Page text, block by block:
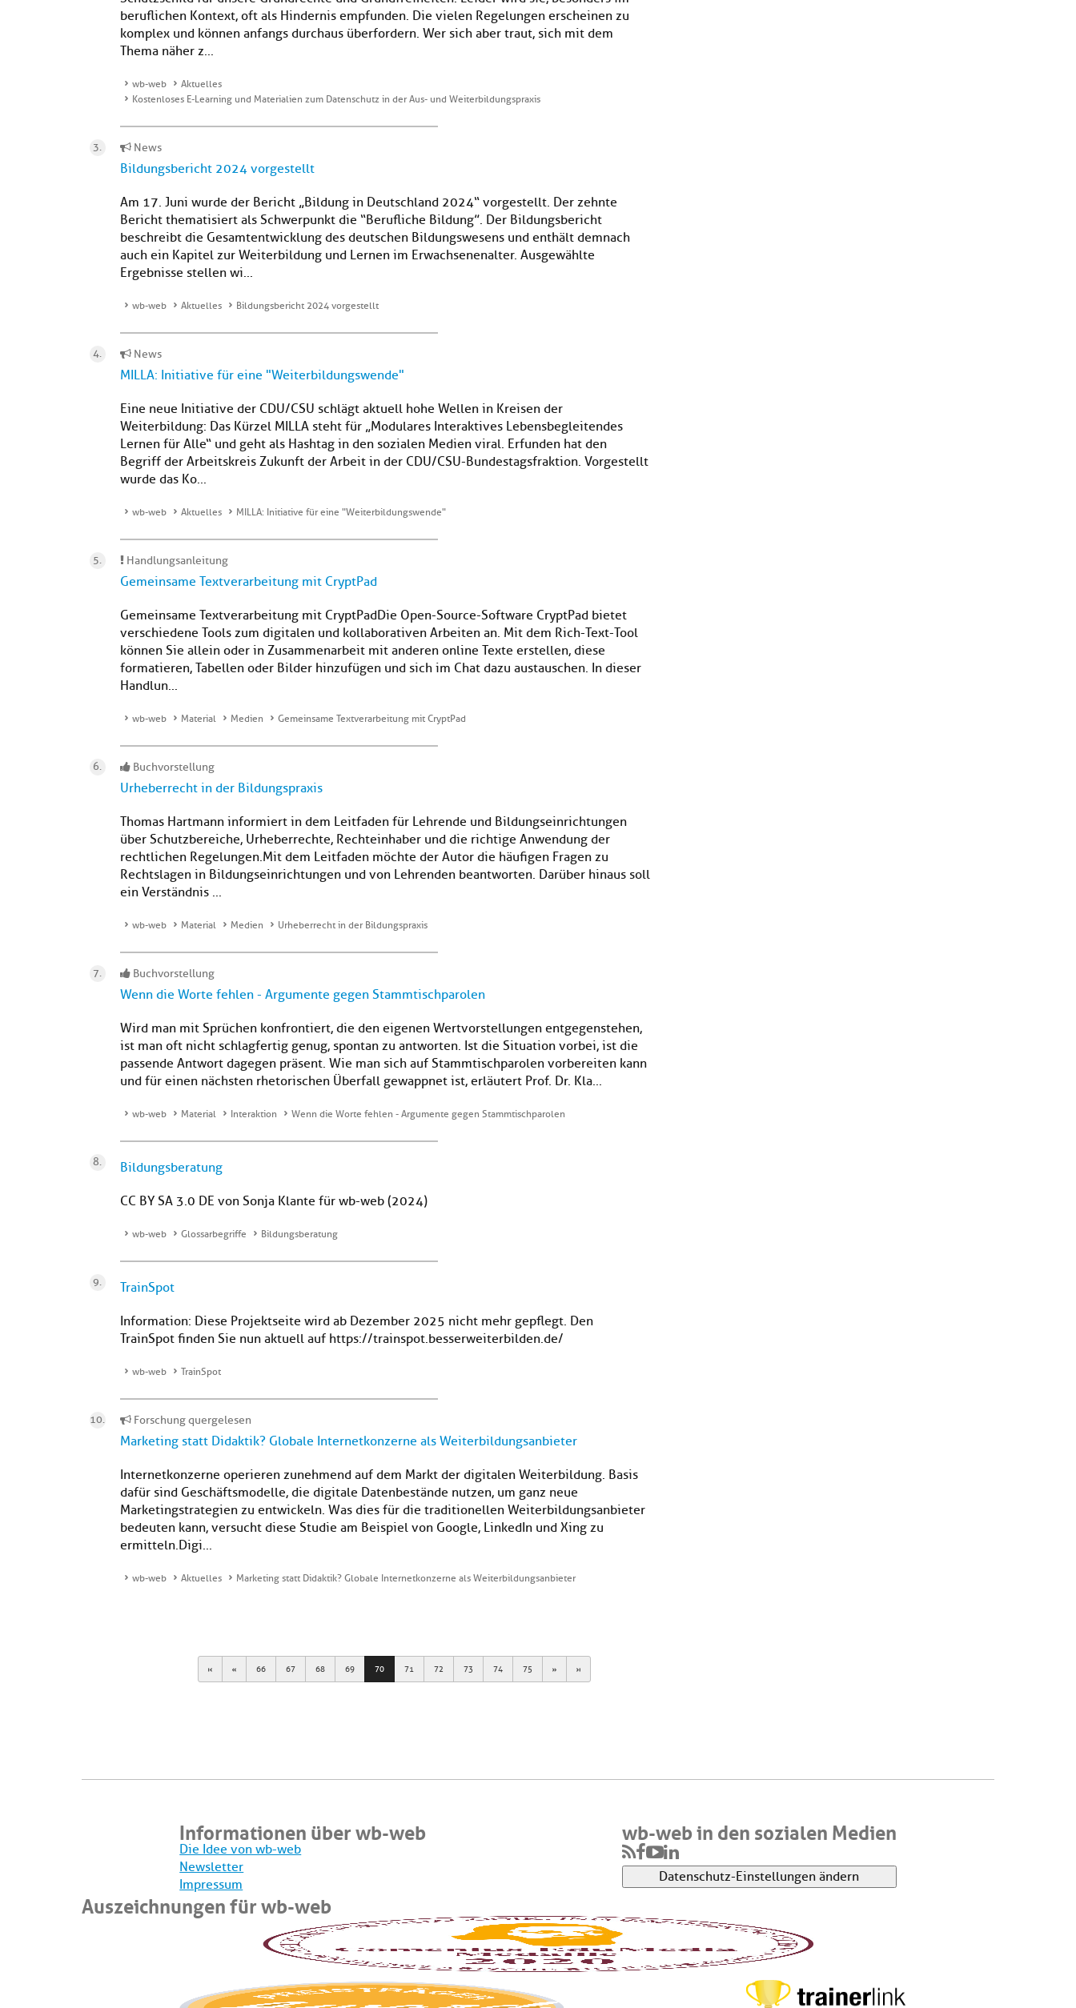
beruflichen Kontext, oft als Hindernis empfunden. Die vielen Regelungen erscheinen zu
komplex und können anfangs durchaus überfordern. Wer sich aber traut, sich mit dem
Thema näher z...
wb-web
Aktuelles
Kostenloses E-Learning und Materialien zum Datenschutz in der Aus- und Weiterbildungspraxis
News
Bildungsbericht 2024 vorgestellt
Am 17. Juni wurde der Bericht „Bildung in Deutschland 2024“ vorgestellt. Der zehnte
Bericht thematisiert als Schwerpunkt die “Berufliche Bildung”. Der Bildungsbericht
beschreibt die Gesamtentwicklung des deutschen Bildungswesens und enthält demnach
auch ein Kapitel zur Weiterbildung und Lernen im Erwachsenenalter. Ausgewählte
Ergebnisse stellen wi...
wb-web Aktuelles Bildungsbericht 2024 vorgestellt
News
MILLA: Initiative für eine "Weiterbildungswende"
Eine neue Initiative der CDU/CSU schlägt aktuell hohe Wellen in Kreisen der
Weiterbildung: Das Kürzel MILLA steht für „Modulares Interaktives Lebensbegleitendes
Lernen für Alle“ und geht als Hashtag in den sozialen Medien viral. Erfunden hat den
Begriff der Arbeitskreis Zukunft der Arbeit in der CDU/CSU-Bundestagsfraktion. Vorgestellt
wurde das Ko...
wb-web Aktuelles MILLA: Initiative für eine "Weiterbildungswende"
Handlungsanleitung
Gemeinsame Textverarbeitung mit CryptPad
Gemeinsame Textverarbeitung mit CryptPadDie Open-Source-Software CryptPad bietet
verschiedene Tools zum digitalen und kollaborativen Arbeiten an. Mit dem Rich-Text-Tool
können Sie allein oder in Zusammenarbeit mit anderen online Texte erstellen, diese
formatieren, Tabellen oder Bilder hinzufügen und sich im Chat dazu austauschen. In dieser
Handlun...
wb-web Material Medien Gemeinsame Textverarbeitung mit CryptPad
Buchvorstellung
Urheberrecht in der Bildungspraxis
Thomas Hartmann informiert in dem Leitfaden für Lehrende und Bildungseinrichtungen
über Schutzbereiche, Urheberrechte, Rechteinhaber und die richtige Anwendung der
rechtlichen Regelungen.Mit dem Leitfaden möchte der Autor die häufigen Fragen zu
Rechtslagen in Bildungseinrichtungen und von Lehrenden beantworten. Darüber hinaus soll
ein Verständnis ...
wb-web Material Medien Urheberrecht in der Bildungspraxis
Buchvorstellung
Wenn die Worte fehlen - Argumente gegen Stammtischparolen
Wird man mit Sprüchen konfrontiert, die den eigenen Wertvorstellungen entgegenstehen,
ist man oft nicht schlagfertig genug, spontan zu antworten. Ist die Situation vorbei, ist die
passende Antwort dagegen präsent. Wie man sich auf Stammtischparolen vorbereiten kann
und für einen nächsten rhetorischen Überfall gewappnet ist, erläutert Prof. Dr. Kla...
wb-web Material Interaktion Wenn die Worte fehlen - Argumente gegen Stammtischparolen
Bildungsberatung
CC BY SA 3.0 DE von Sonja Klante für wb-web (2024)
wb-web Glossarbegriffe Bildungsberatung
TrainSpot
Information: Diese Projektseite wird ab Dezember 2025 nicht mehr gepflegt. Den
TrainSpot finden Sie nun aktuell auf https://trainspot.besserweiterbilden.de/
wb-web TrainSpot
Forschung quergelesen
Marketing statt Didaktik? Globale Internetkonzerne als Weiterbildungsanbieter
Internetkonzerne operieren zunehmend auf dem Markt der digitalen Weiterbildung. Basis
dafür sind Geschäftsmodelle, die digitale Datenbestände nutzen, um ganz neue
Marketingstrategien zu entwickeln. Was dies für die traditionellen Weiterbildungsanbieter
bedeuten kann, versucht diese Studie am Beispiel von Google, LinkedIn und Xing zu
ermitteln.Digi...
wb-web Aktuelles Marketing statt Didaktik? Globale Internetkonzerne als Weiterbildungsanbieter
First Previous
66 67 68 69 70 71 72 73 74 75 Next Last
Informationen über wb-web
Die Idee von wb-web
Newsletter
Impressum
wb-web in den sozialen Medien
Datenschutz-Einstellungen ändern
Auszeichnungen für wb-web